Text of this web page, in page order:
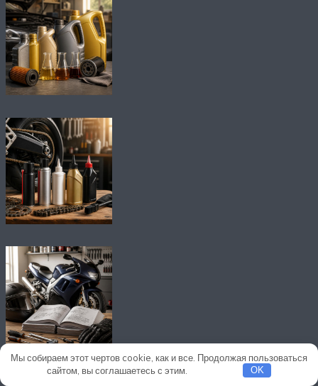
Мы собираем этот чертов cookie, как и все. Продолжая пользоваться
сайтом, вы соглашаетесь с этим.
OK